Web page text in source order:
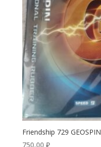
Friendship 729 GEOSPIN
750,00 ₽